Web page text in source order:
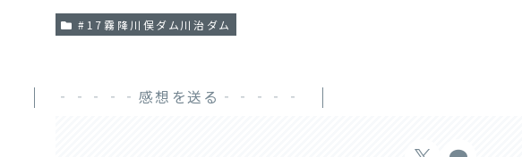
#17霧降川俣ダム川治ダム
‐‐‐‐‐感想を送る‐‐‐‐‐